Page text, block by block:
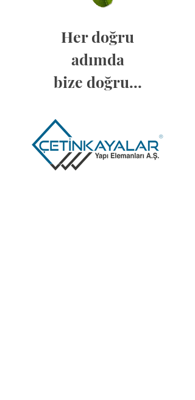
Her doğru
adımda
bize doğru...